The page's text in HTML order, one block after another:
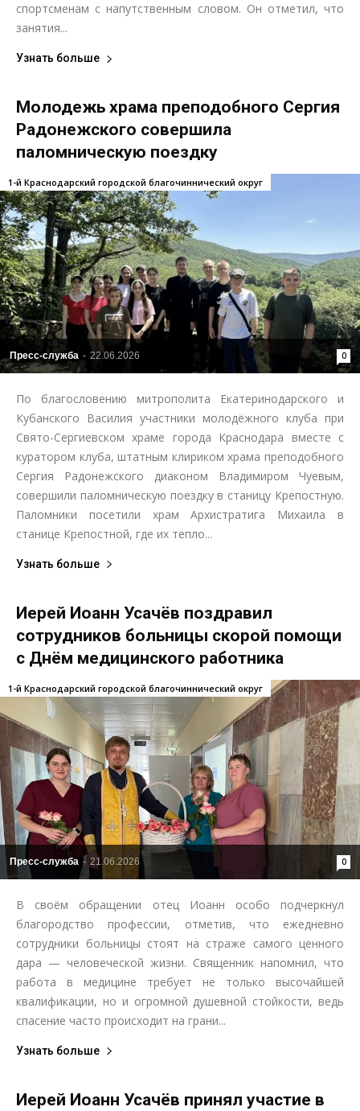
спортсменам с напутственным словом. Он отметил, что
занятия...
Узнать больше
Молодежь храма преподобного Сергия
Радонежского совершила
паломническую поездку
Пресс-служба - 22.06.2026 0
1-й Краснодарский городской благочиннический округ
По благословению митрополита Екатеринодарского и
Кубанского Василия участники молодёжного клуба при
Свято-Сергиевском храме города Краснодара вместе с
куратором клуба, штатным клириком храма преподобного
Сергия Радонежского диаконом Владимиром Чуевым,
совершили паломническую поездку в станицу Крепостную.
Паломники посетили храм Архистратига Михаила в
станице Крепостной, где их тепло...
Узнать больше
Иерей Иоанн Усачёв поздравил
сотрудников больницы скорой помощи
с Днём медицинского работника
Пресс-служба - 21.06.2026 0
1-й Краснодарский городской благочиннический округ
В своём обращении отец Иоанн особо подчеркнул
благородство профессии, отметив, что ежедневно
сотрудники больницы стоят на страже самого ценного
дара — человеческой жизни. Священник напомнил, что
работа в медицине требует не только высочайшей
квалификации, но и огромной душевной стойкости, ведь
спасение часто происходит на грани...
Узнать больше
Иерей Иоанн Усачёв принял участие в